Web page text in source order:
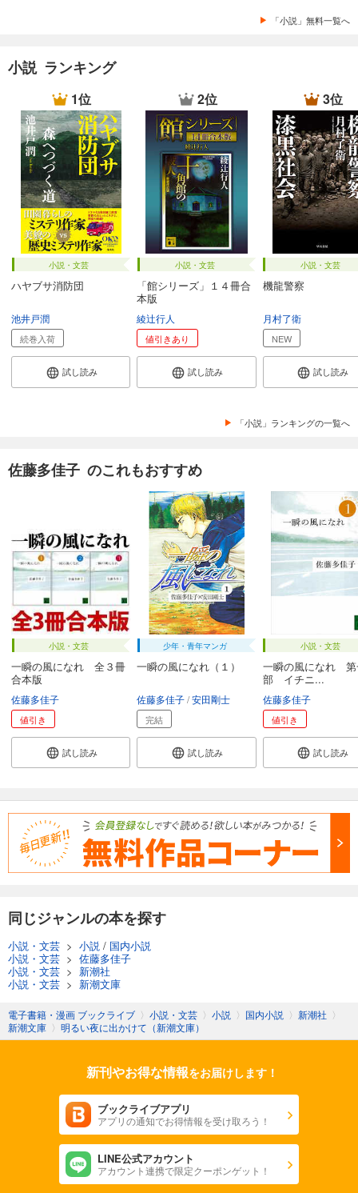
「小説」無料一覧へ
小説 ランキング
1位
小説・文芸
ハヤブサ消防団
池井戸潤
続巻入荷
試し読み
2位
小説・文芸
「館シリーズ」１４冊合
本版
綾辻行人
値引きあり
試し読み
3位
小説・文芸
機龍警察
月村了衛
NEW
試し読み
「小説」ランキングの一覧へ
佐藤多佳子 のこれもおすすめ
小説・文芸
一瞬の風になれ 全３冊
合本版
佐藤多佳子
値引き
試し読み
少年・青年マンガ
一瞬の風になれ（１）
佐藤多佳子 安田剛士
完結
試し読み
小説・文芸
一瞬の風になれ 第
部 イチニ...
佐藤多佳子
値引き
試し読み
同じジャンルの本を探す
小説・文芸 > 小説 / 国内小説
小説・文芸 > 佐藤多佳子
小説・文芸 > 新潮社
小説・文芸 > 新潮文庫
電子書籍・漫画 ブックライブ 〉 小説・文芸 〉 小説 〉 国内小説 〉 新潮社 〉
新潮文庫 〉 明るい夜に出かけて（新潮文庫）
新刊やお得な情報をお届けします！
ブックライブアプリ
アプリの通知でお得情報を受け取ろう！
LINE公式アカウント
アカウント連携で限定クーポンゲット！